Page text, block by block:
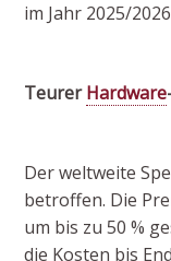
im Jahr 2025/
TeurerHardware
Der weltweite
betroffen. Die
um bis zu 50 %
die Kosten bis